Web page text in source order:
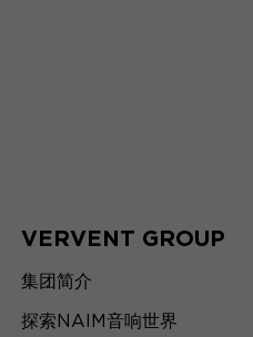
VERVENT GROUP
集团简介
探索NAIM音响世界